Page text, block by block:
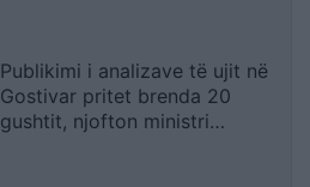
Publikimi i analizave të ujit në
Gostivar pritet brenda 20
gushtit, njofton ministri